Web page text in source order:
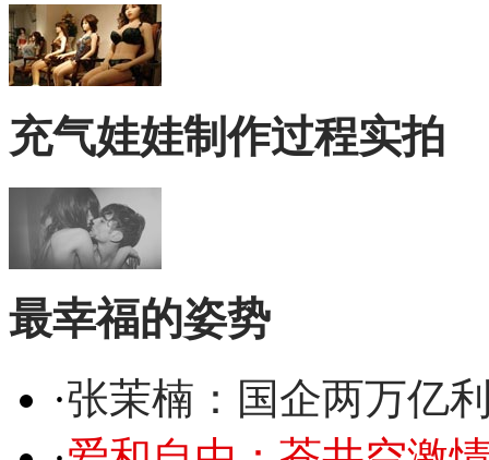
充气娃娃制作过程实拍
最幸福的姿势
·张茉楠：国企两万亿